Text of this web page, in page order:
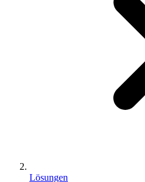
Lösungen